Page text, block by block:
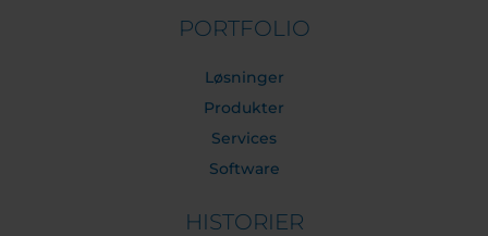
PORTFOLIO
Løsninger
Produkter
Services
Software
HISTORIER